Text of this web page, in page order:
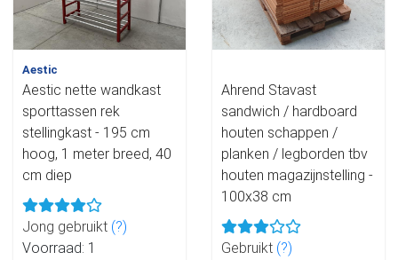
Aestic
Aestic nette wandkast
sporttassen rek
stellingkast - 195 cm
hoog, 1 meter breed, 40
cm diep
Jong gebruikt (?)
Voorraad: 1
Ahrend Stavast
sandwich / hardboard
houten schappen /
planken / legborden tbv
houten magazijnstelling -
100x38 cm
Gebruikt (?)